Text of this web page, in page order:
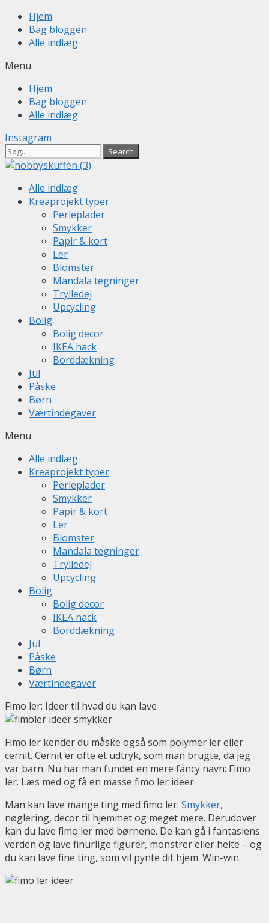
Skip
content
Hjem
Bag bloggen
Alle indlæg
Menu
Hjem
Bag bloggen
Alle indlæg
Instagram
Search
Alle indlæg
Kreaprojekt typer
Perleplader
Smykker
Papir & kort
Ler
Blomster
Mandala tegninger
Trylledej
Upcycling
Bolig
Bolig decor
IKEA hack
Borddækning
Jul
Påske
Børn
Værtindegaver
Menu
Alle indlæg
Kreaprojekt typer
Perleplader
Smykker
Papir & kort
Ler
Blomster
Mandala tegninger
Trylledej
Upcycling
Bolig
Bolig decor
IKEA hack
Borddækning
Jul
Påske
Børn
Værtindegaver
Fimo ler: Ideer til hvad du kan lave
Fimo ler kender du måske også som polymer ler eller
cernit. Cernit er ofte et udtryk, som man brugte, da jeg
var barn. Nu har man fundet en mere fancy navn: Fimo
ler. Læs med og få en masse fimo ler ideer.
Man kan lave mange ting med fimo ler: Smykker,
nøglering, decor til hjemmet og meget mere. Derudover
kan du lave fimo ler med børnene. De kan gå i fantasiens
verden og lave finurlige figurer, monstrer eller helte – og
du kan lave fine ting, som vil pynte dit hjem. Win-win.